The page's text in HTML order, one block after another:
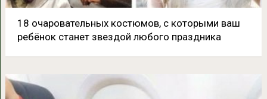
18 очаровательных костюмов, c которыми ваш
ребёнок станет звездой любого праздника